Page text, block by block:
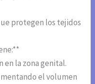
protegen los tejidos
en la zona genital.
el volumen